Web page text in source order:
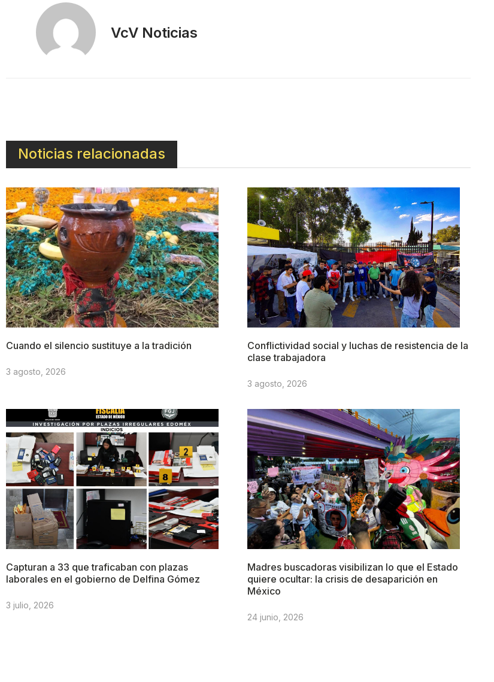
VcV Noticias
Noticias relacionadas
Cuando el silencio sustituye a la tradición
3 agosto, 2026
Conflictividad social y luchas de resistencia de la
clase trabajadora
3 agosto, 2026
Capturan a 33 que traficaban con plazas
laborales en el gobierno de Delfina Gómez
3 julio, 2026
Madres buscadoras visibilizan lo que el Estado
quiere ocultar: la crisis de desaparición en
México
24 junio, 2026